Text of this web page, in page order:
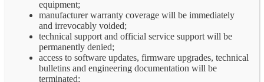
equipment;
manufacturer warranty coverage will be immediately
and irrevocably voided;
technical support and official service support will be
permanently denied;
access to software updates, firmware upgrades, technical
bulletins and engineering documentation will be
terminated;